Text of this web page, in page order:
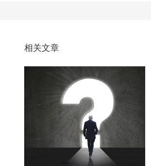
相关文章